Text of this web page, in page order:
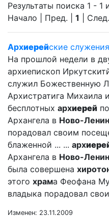
Результаты поиска 1 - 1
Начало | Пред. | 1 |
Архиерейские служения
На прошлой недели в
архиепископ
служил Божественную
Архистратига Михаила
бесплотных архиерей
Архангела в Ново-
порадовал своим
блаженной ... ... арх
Архангела в Ново-
была совершена
этого храма Феофана
владыка порадовал
Изменен: 23.11.2009